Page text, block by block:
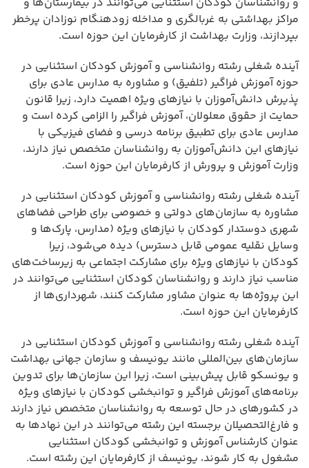
مراکز بهداشتی به غربالگری و مداخله زودهنگام نوزادان پرخطر
بپردازند، وزارت بهداشت از کارفرمایان این حوزه است.
آینده شغلی رشته روانشناسی و آموزش کودکان استثنایی در
حوزه آموزش فراگیر (تلفیق) و مشاوره به مدارس عادی برای
پذیرش دانش‌آموزان با نیازهای ویژه اهمیت دارد، زیرا قانون
حمایت از حقوق معلولان، آموزش فراگیر را الزامی کرده است و
مدارس عادی برای تطبیق برنامه درسی و فضای فیزیکی با
نیازهای این دانش‌آموزان به روانشناسان متخصص نیاز دارند،
وزارت آموزش و پرورش از کارفرمایان این حوزه است.
آینده شغلی رشته روانشناسی و آموزش کودکان استثنایی در
مشاوره به سازمان‌های دولتی و خصوصی برای طراحی فضاهای
شهری دوستدار کودکان با نیازهای ویژه (مدارس، پارک‌ها و
وسایل نقلیه عمومی قابل دسترس) دیده می‌شود، زیرا
کودکان با نیازهای ویژه برای مشارکت اجتماعی به زیرساخت‌های
مناسب نیاز دارند و روانشناسان کودکان استثنایی می‌توانند در
این پروژه‌ها به عنوان مشاور مشارکت کنند، شهرداری‌ها از
کارفرمایان این حوزه است.
آینده شغلی رشته روانشناسی و آموزش کودکان استثنایی در
سازمان‌های بین‌المللی مانند یونیسف و سازمان جهانی بهداشت
و یونسکو قابل پیش‌بینی است، زیرا این سازمان‌ها برای تدوین
برنامه‌های آموزش فراگیر و توانبخشی کودکان با نیازهای ویژه
در کشورهای در حال توسعه به روانشناسان متخصص نیاز دارند
و فارغ‌التحصیلان برجسته این رشته می‌توانند در این نهادها به
عنوان کارشناس آموزش و توانبخشی کودکان استثنایی
مشغول به کار شوند، یونیسف از کارفرمایان این رشته است.